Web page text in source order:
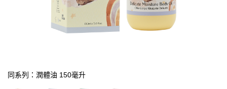
同系列：潤體油 150毫升